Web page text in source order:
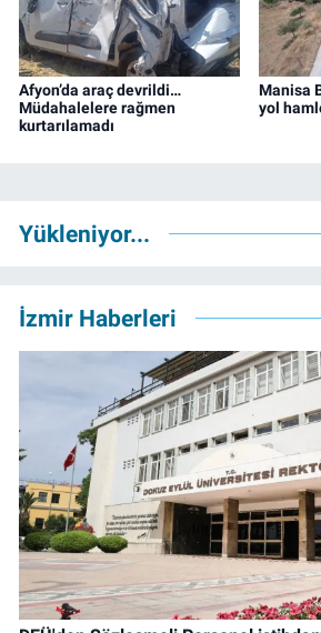
Afyon’da araç devrildi…
Müdahalelere rağmen
kurtarılamadı
Manisa
yol
Yükleniyor...
İzmir Haberleri